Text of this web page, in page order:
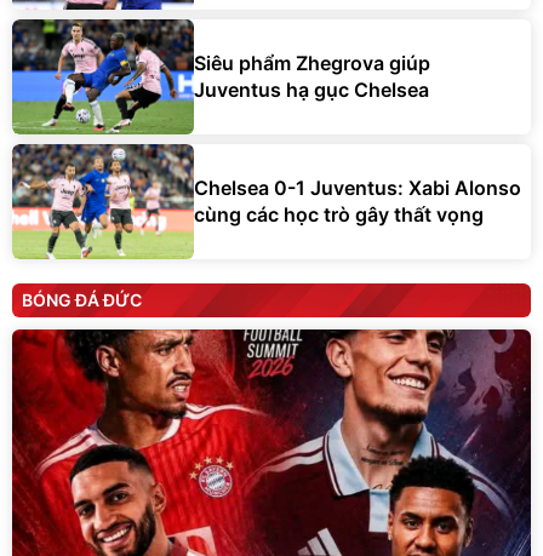
Siêu phẩm Zhegrova giúp
Juventus hạ gục Chelsea
Chelsea 0-1 Juventus: Xabi Alonso
cùng các học trò gây thất vọng
BÓNG ĐÁ ĐỨC